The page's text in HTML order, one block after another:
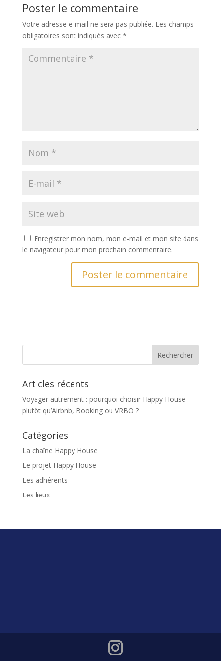
Poster le commentaire
Votre adresse e-mail ne sera pas publiée. Les champs
obligatoires sont indiqués avec *
Enregistrer mon nom, mon e-mail et mon site dans
le navigateur pour mon prochain commentaire.
Articles récents
Voyager autrement : pourquoi choisir Happy House
plutôt qu’Airbnb, Booking ou VRBO ?
Catégories
La chaîne Happy House
Le projet Happy House
Les adhérents
Les lieux